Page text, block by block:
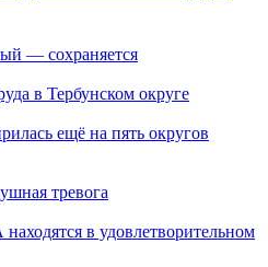
— сохраняется
в Тербунском округе
ещё на пять округов
тревога
в удовлетворительном